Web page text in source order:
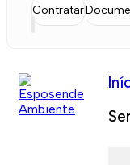
Contratar